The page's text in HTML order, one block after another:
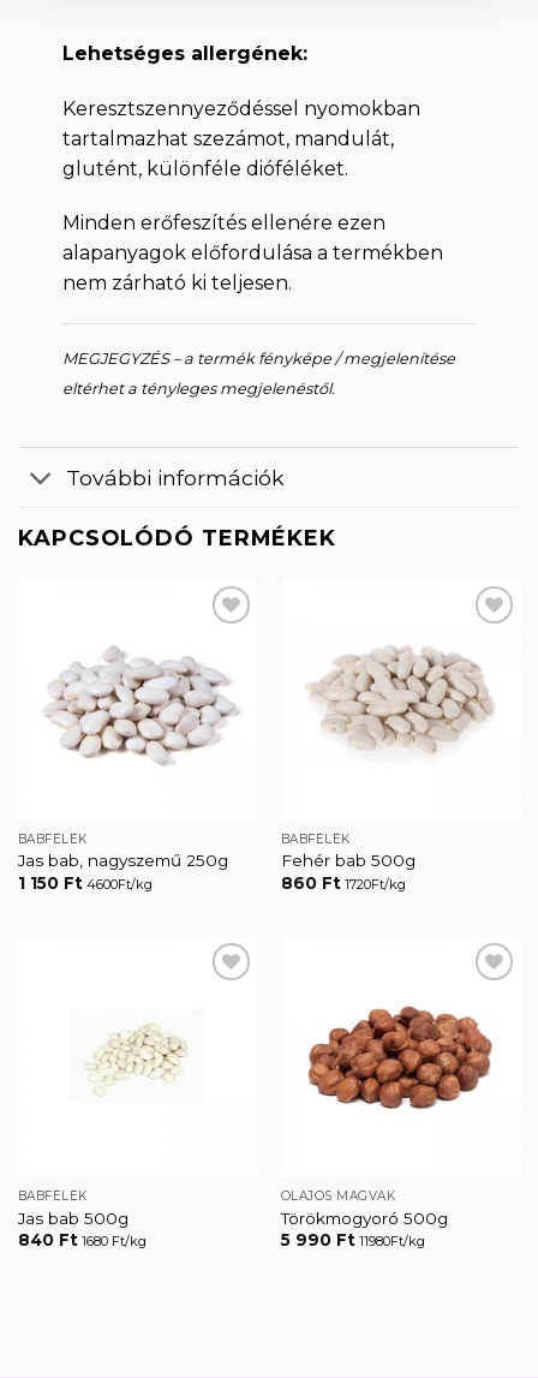
Lehetséges allergének:
Keresztszennyeződéssel nyomokban
tartalmazhat szezámot, mandulát,
glutént, különféle dióféléket.
Minden erőfeszítés ellenére ezen
alapanyagok előfordulása a termékben
nem zárható ki teljesen.
MEGJEGYZÉS – a termék fényképe / megjelenítése
eltérhet a tényleges megjelenéstől.
További információk
KAPCSOLÓDÓ TERMÉKEK
Kedvencekhez
BABFÉLÉK
Jas bab, nagyszemű 250g
1 150 Ft4600Ft/kg
Kedvencekhez
BABFÉLÉK
Fehér bab 500g
860 Ft1720Ft/kg
Kedvencekhez
BABFÉLÉK
Jas bab 500g
840 Ft1680 Ft/kg
Kedvencekhez
OLAJOS MAGVAK
Törökmogyoró 500g
5 990 Ft11980Ft/kg